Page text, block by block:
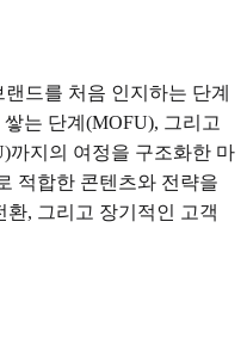
드를 처음 인지하는 단계
는 단계(MOFU), 그리고
까지의 여정을 구조화한 마
적합한 콘텐츠와 전략을
, 그리고 장기적인 고객